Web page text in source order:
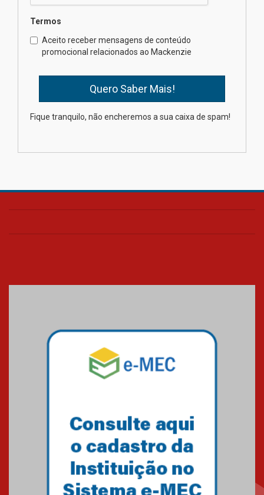
docentes para debater
inovação e desafios da
educação superior
finalista do Prêmio Jabuti com
04.08.2026
Termos
Aceito receber mensagens de conteúdo
promocional relacionados ao Mackenzie
Fique tranquilo, não encheremos a sua caixa de spam!